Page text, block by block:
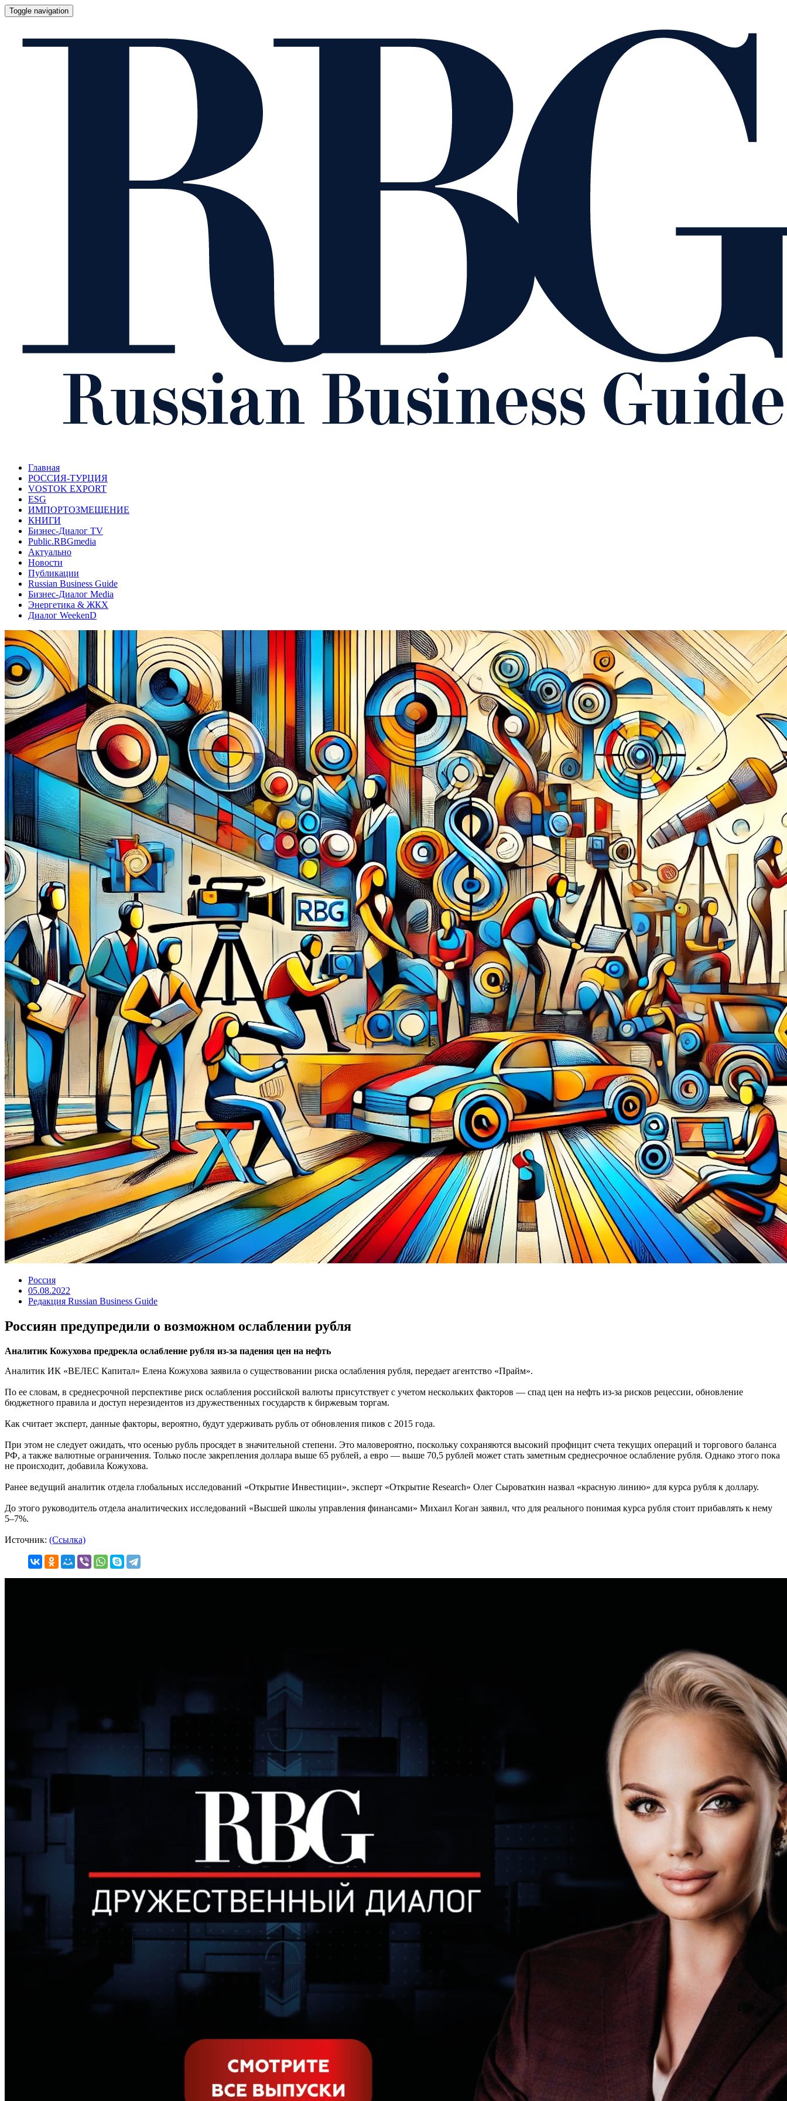
Toggle navigation
Главная
РОССИЯ-ТУРЦИЯ
VOSTOK EXPORT
ESG
ИМПОРТОЗМЕЩЕНИЕ
КНИГИ
Бизнес-Диалог TV
Public.RBGmedia
Актуально
Новости
Публикации
Russian Business Guide
Бизнес-Диалог Media
Энергетика & ЖКХ
Диалог WeekenD
Россия
05.08.2022
Редакция Russian Business Guide
Россиян предупредили о возможном ослаблении рубля
Аналитик Кожухова предрекла ослабление рубля из-за падения цен на нефть
Аналитик ИК «ВЕЛЕС Капитал» Елена Кожухова заявила о существовании риска ослабления рубля, передает агентство «Прайм».
По ее словам, в среднесрочной перспективе риск ослабления российской валюты присутствует с учетом нескольких факторов — спад цен на нефть из-за рисков рецессии, обновление
бюджетного правила и доступ нерезидентов из дружественных государств к биржевым торгам.
Как считает эксперт, данные факторы, вероятно, будут удерживать рубль от обновления пиков с 2015 года.
При этом не следует ожидать, что осенью рубль просядет в значительной степени. Это маловероятно, поскольку сохраняются высокий профицит счета текущих операций и торгового баланса
РФ, а также валютные ограничения. Только после закрепления доллара выше 65 рублей, а евро — выше 70,5 рублей может стать заметным среднесрочное ослабление рубля. Однако этого пока
не происходит, добавила Кожухова.
Ранее ведущий аналитик отдела глобальных исследований «Открытие Инвестиции», эксперт «Открытие Research» Олег Сыроваткин назвал «красную линию» для курса рубля к доллару.
До этого руководитель отдела аналитических исследований «Высшей школы управления финансами» Михаил Коган заявил, что для реального понимая курса рубля стоит прибавлять к нему
5–7%.
Источник: (Ссылка)